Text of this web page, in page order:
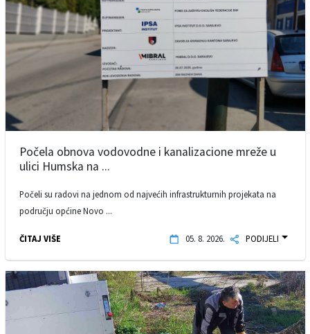
Počela obnova vodovodne i kanalizacione mreže u
ulici Humska na ...
Počeli su radovi na jednom od najvećih infrastrukturnih projekata na
području općine Novo ...
ČITAJ VIŠE 05. 8. 2026. PODIJELI